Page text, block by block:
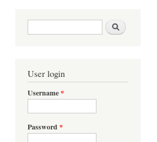
Search form Шукати
User login
Username*
Password *